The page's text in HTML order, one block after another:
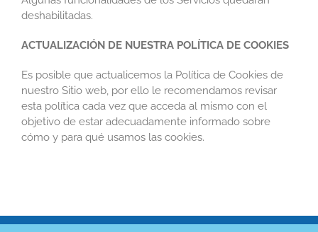
deshabilitadas.
ACTUALIZACIÓN DE NUESTRA POLÍTICA DE COOKIES
Es posible que actualicemos la Política de Cookies de
nuestro Sitio web, por ello le recomendamos revisar
esta política cada vez que acceda al mismo con el
objetivo de estar adecuadamente informado sobre
cómo y para qué usamos las cookies.